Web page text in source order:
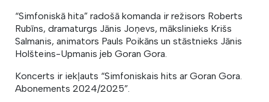
“Simfoniskā hita” radošā komanda ir režisors Roberts
Rubīns, dramaturgs Jānis Joņevs, mākslinieks Krišs
Salmanis, animators Pauls Poikāns un stāstnieks Jānis
Holšteins-Upmanis jeb Goran Gora.
Koncerts ir iekļauts “Simfoniskais hits ar Goran Gora.
Abonements 2024/2025”.